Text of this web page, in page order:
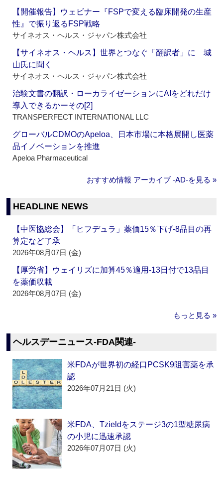
【開催報告】ウェビナー『FSPで変える臨床開発の生産
性』で振り返るFSP戦略
サイネオス・ヘルス・ジャパン株式会社
【サイネオス・ヘルス】世界とつなぐ「翻訳者」に 城
山氏に聞く
サイネオス・ヘルス・ジャパン株式会社
治験文書の翻訳・ローカライゼーションにAIをどれだけ
導入できるかーその[2]
TRANSPERFECT INTERNATIONAL LLC
グローバルCDMOのApeloa、日本市場に本格展開し医薬
品イノベーションを推進
Apeloa Pharmaceutical
おすすめ情報 アーカイブ ‐AD‐を見る »
HEADLINE NEWS
【中医協総会】「ヒフデュラ」薬価15％下げ‐8品目の再
算定など了承
2026年08月07日 (金)
【厚労省】ウェイリズに加算45％適用‐13日付で13品目
を薬価収載
2026年08月07日 (金)
もっと見る »
ヘルスデーニュース‐FDA関連‐
米FDAが世界初の経口PCSK9阻害薬を承
認
2026年07月21日 (火)
米FDA、Tzieldをステージ3の1型糖尿病
の小児に迅速承認
2026年07月07日 (火)